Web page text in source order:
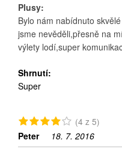
Plusy:
Bylo nám nabídnuto
jsme nevěděli,přesně na
výlety lodí,super
Shrnutí:
Super
(4 z 5)
Peter
18. 7. 2016